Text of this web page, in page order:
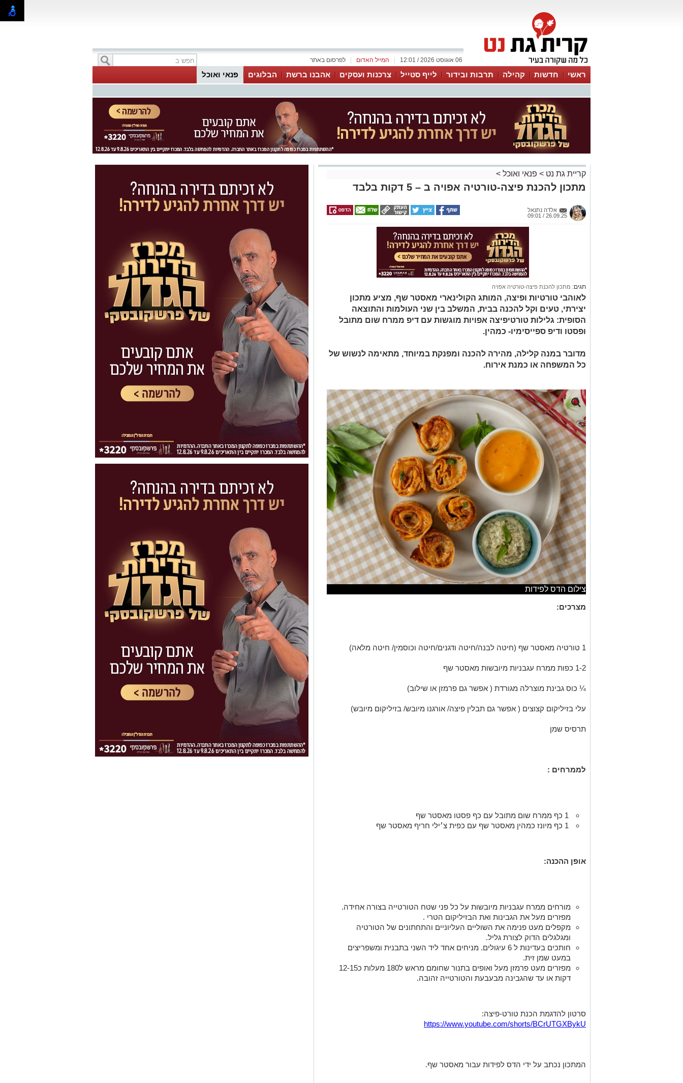
לפרסום באתר המייל האדום 06 אוגוסט 2026 / 12:01
ראשי חדשות קהילה תרבות ובידור לייף סטייל צרכנות ועסקים אהבנו ברשת הבלוגים פנאי ואוכל
קריית גת נט > פנאי ואוכל >
מתכון להכנת פיצה-טורטיה אפויה ב – 5 דקות בלבד
אלדה נתנאל
26.09.25 / 09:01
תגים: מתכון להכנת פיצה-טורטיה אפויה
לאוהבי טורטיות ופיצה, המותג הקולינארי מאסטר שף, מציע מתכון
יצירתי, טעים וקל להכנה בבית, המשלב בין שני העולמות והתוצאה
הסופית: ⁠גלילות טורטיפיצה אפויות מוגשות עם דיפ ממרח שום מתובל
ופסטו ודיפ ספייסימיו- כמהין.
מדובר במנה קלילה, מהירה להכנה ומפנקת במיוחד, מתאימה לנשוש של
כל המשפחה או כמנת אירוח.
צילום הדס לפידות
מצרכים:
1 טורטיה מאסטר שף (חיטה לבנה/חיטה ודגנים/חיטה וכוסמין/ חיטה מלאה)
1-2 כפות ממרח עגבניות מיובשות מאסטר שף
¼ כוס גבינת מוצרלה מגורדת ( אפשר גם פרמזן או שילוב)
עלי בזיליקום קצוצים ( אפשר גם תבלין פיצה/ אורגנו מיובש/ בזיליקום מיובש)
תרסיס שמן
לממרחים :
אופן ההכנה:
מורחים ממרח עגבניות מיובשות על כל פני שטח הטורטייה בצורה אחידה.
מפזרים מעל את הגבינות ואת הבזיליקום הטרי .
מקפלים מעט פנימה את השוליים העליוניים והתחתונים של הטורטיה
ומגלגלים הדוק לצורת גליל.
חותכים בעדינות ל 6 עיגולים. מניחים אחד ליד השני בתבנית ומשפריצים
במעט שמן זית.
מפזרים מעט פרמזן מעל ואופים בתנור שחומם מראש ל180 מעלות כ12-15
דקות או עד שהגבינה מבעבעת והטורטייה זהובה.
סרטון להדגמת הכנת טורט-פיצה:
https://www.youtube.com/shorts/BCrUTGXBykU
המתכון נכתב על ידי הדס לפידות עבור מאסטר שף.